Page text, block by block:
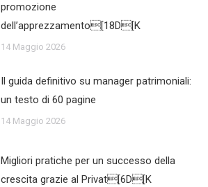
promozione
dell’apprezzamento[18D[K
14 Maggio 2026
Il guida definitivo su manager patrimoniali:
un testo di 60 pagine
14 Maggio 2026
Migliori pratiche per un successo della
crescita grazie al Privat[6D[K